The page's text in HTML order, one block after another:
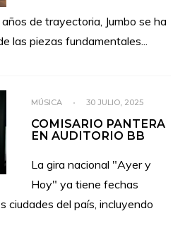
de trayectoria, Jumbo se ha
las piezas fundamentales
MÚSICA • 30 JULIO, 2025
COMISARIO PANTERA
EN AUDITORIO BB
La gira nacional "Ayer y
Hoy" ya tiene fechas
ciudades del país, incluyendo